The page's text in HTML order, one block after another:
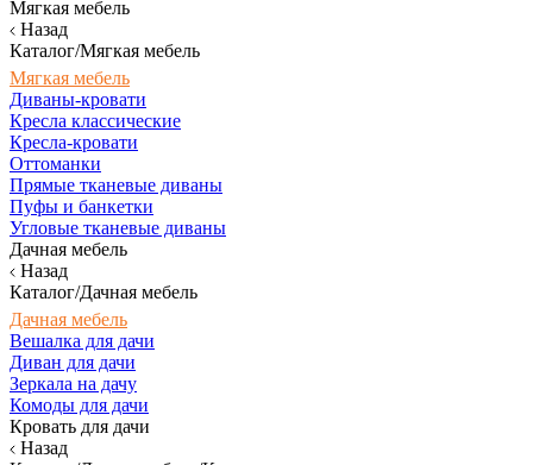
Мягкая мебель
Назад
Каталог/Мягкая мебель
Мягкая мебель
Диваны-кровати
Кресла классические
Кресла-кровати
Оттоманки
Прямые тканевые диваны
Пуфы и банкетки
Угловые тканевые диваны
Дачная мебель
Назад
Каталог/Дачная мебель
Дачная мебель
Вешалка для дачи
Диван для дачи
Зеркала на дачу
Комоды для дачи
Кровать для дачи
Назад